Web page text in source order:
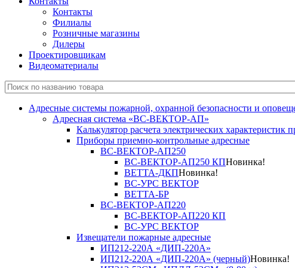
Контакты
Филиалы
Розничные магазины
Дилеры
Проектировщикам
Видеоматериалы
Адресные системы пожарной, охранной безопасности и
Адресная система «ВС-ВЕКТОР-АП»
Калькулятор расчета электрических характеристик
Приборы приемно-контрольные адресные
ВС-ВЕКТОР-АП250
ВС-ВЕКТОР-АП250 КПНовинка!
ВЕТТА-ДКПНовинка!
ВС-УРС ВЕКТОР
ВЕТТА-БР
ВС-ВЕКТОР-АП220
ВС-ВЕКТОР-АП220 КП
ВС-УРС ВЕКТОР
Извещатели пожарные адресные
ИП212-220А «ДИП-220А»
ИП212-220А «ДИП-220А» (черный)Новинка!